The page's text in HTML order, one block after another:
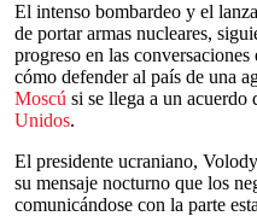
El intenso bombardeo y el
de portar armas nucleares,
progreso en las
cómo defender al país de una
Moscú si se llega a un acuerdo
Unidos.
El presidente ucraniano,
su mensaje nocturno que los
comunicándose con la parte